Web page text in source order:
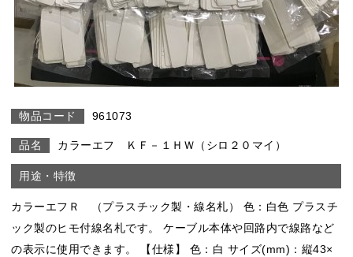
961073
カラーエフ ＫＦ－１ＨＷ（シロ２０マイ）
カラーエフＲ （プラスチック製・線名札） 色：白色 プラスチ
ック製のヒモ付線名札です。 ケーブル本体や回路内で線路など
の表示に使用できます。 【仕様】 色：白 サイズ(mm)：縦43×